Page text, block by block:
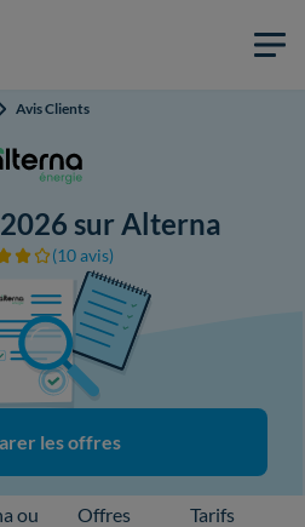
Avis Clients
sur Alterna
(10 avis)
les offres
ou
Offres
Tarifs